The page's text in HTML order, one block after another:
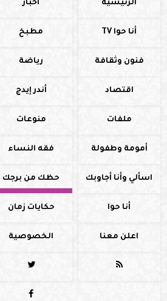
الرئيسية أخبار
أنا حوا TV مطبخ
فنون وثقافة رياضة
اقتصاد أندر إيدج
ملفات منوعات
أمومة وطفولة فقه النساء
اسألي وأنا أجاوبك حظك من برجك
أنا حوا حكايات زمان
اعلن معنا الخصوصية


